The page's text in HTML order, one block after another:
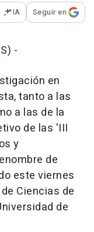
opciones para
IA Seguir en
-
en
tanto a las
a las de la
de las 'III
y
de
este viernes
Ciencias de
de